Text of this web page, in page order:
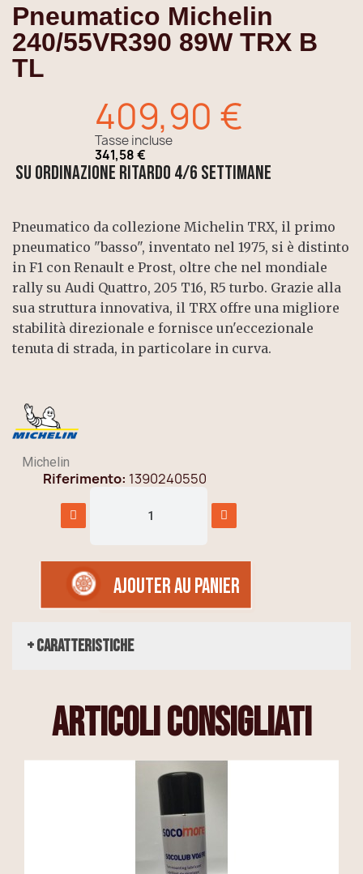
Pneumatico Michelin
240/55VR390 89W TRX B
TL
409,90 €
Tasse incluse
341,58 €
SU ORDINAZIONE ritardo 4/6 settimane
Pneumatico da collezione Michelin TRX, il primo
pneumatico "basso", inventato nel 1975, si è distinto
in F1 con Renault e Prost, oltre che nel mondiale
rally su Audi Quattro, 205 T16, R5 turbo. Grazie alla
sua struttura innovativa, il TRX offre una migliore
stabilità direzionale e fornisce un'eccezionale
tenuta di strada, in particolare in curva.
Michelin
Riferimento 1390240550
AJOUTER AU PANIER
+ Caratteristiche
articoli consigliati